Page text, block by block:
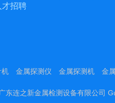
才招聘
机 金属探测仪 金属探测机 金
东连之新金属检测设备有限公司